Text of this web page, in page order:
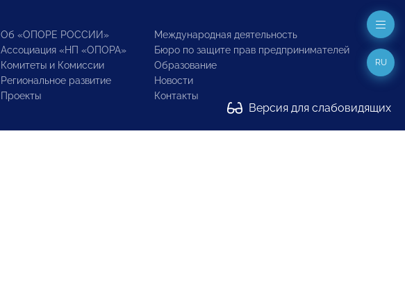
Об «ОПОРЕ РОССИИ»
Ассоциация «НП «ОПОРА»
Комитеты и Комиссии
Региональное развитие
Проекты
Международная деятельность
Бюро по защите прав предпринимателей
Образование
Новости
Контакты
Версия для слабовидящих
RU